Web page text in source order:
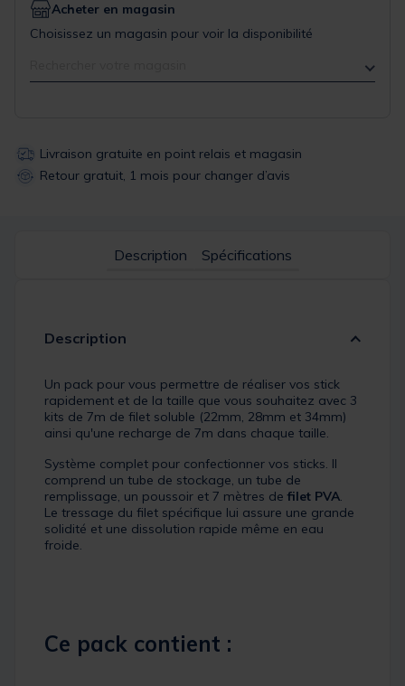
Acheter en magasin
Choisissez un magasin pour voir la disponibilité
Livraison gratuite en point relais et magasin
Retour gratuit, 1 mois pour changer d’avis
Description Spécifications
Description
Un pack pour vous permettre de réaliser vos stick
rapidement et de la taille que vous souhaitez avec 3
kits de 7m de filet soluble (22mm, 28mm et 34mm)
ainsi qu'une recharge de 7m dans chaque taille.
Système complet pour confectionner vos sticks. Il
comprend un tube de stockage, un tube de
remplissage, un poussoir et 7 mètres de filet PVA.
Le tressage du filet spécifique lui assure une grande
solidité et une dissolution rapide même en eau
froide.
Ce pack contient :